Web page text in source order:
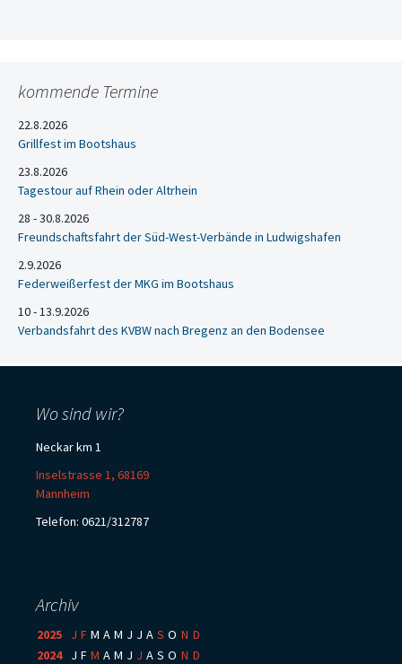
kommende Termine
22.8.2026
Grillfest im Bootshaus
23.8.2026
Tagestour auf Rhein oder Altrhein
28 - 30.8.2026
Freundschaftsfahrt der Süd-West-Verbände in Ludwigshafen
2.9.2026
Federweißerfest der MKG im Bootshaus
10 - 13.9.2026
Verbandsfahrt des KVBW nach Bregenz an den Bodensee
Wo sind wir?
Neckar km 1
Inselstrasse 1, 68169
Mannheim
Telefon: 0621/312787
Archiv
2025 J F M A M J J A S O N D
2024: J F M A M J J A S O N D